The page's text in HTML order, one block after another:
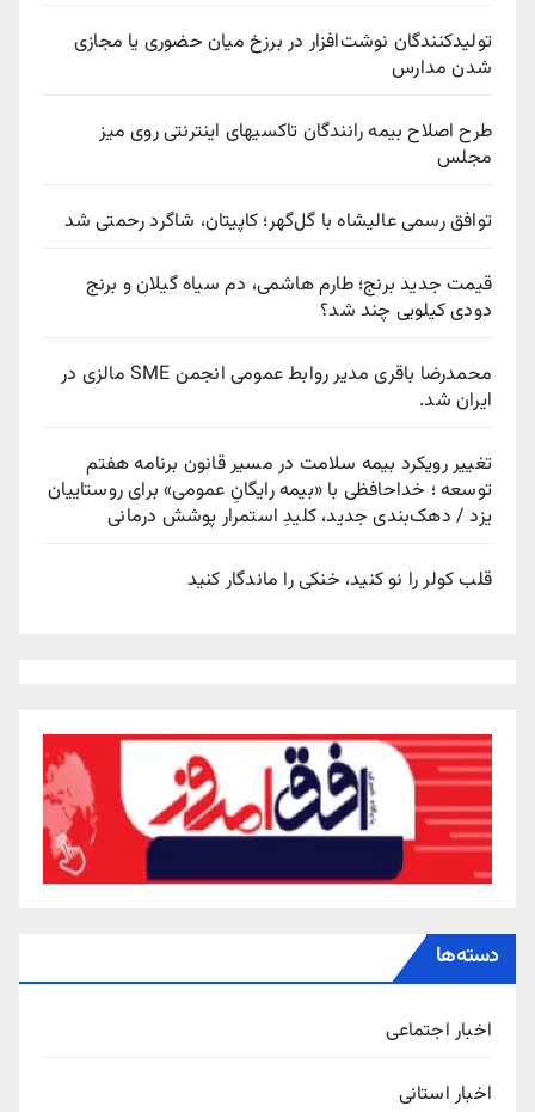
تولیدکنندگان نوشت‌افزار در برزخ میان حضوری یا مجازی
شدن مدارس
طرح اصلاح بیمه رانندگان تاکسیهای اینترنتی روی میز
مجلس
توافق رسمی عالیشاه با گل‌گهر؛ کاپیتان، شاگرد رحمتی شد
قیمت جدید برنج؛ طارم هاشمی، دم سیاه گیلان و برنج
دودی کیلویی چند شد؟
محمدرضا باقری مدیر روابط عمومی انجمن SME مالزی در
ایران شد.
تغییر رویکرد بیمه سلامت در مسیر قانون برنامه هفتم
توسعه ؛ خداحافظی با «بیمه رایگانِ عمومی» برای روستاییان
یزد / دهک‌بندی جدید، کلیدِ استمرار پوشش درمانی
قلب کولر را نو کنید، خنکی را ماندگار کنید
دسته‌ها
اخبار اجتماعی
اخبار استانی